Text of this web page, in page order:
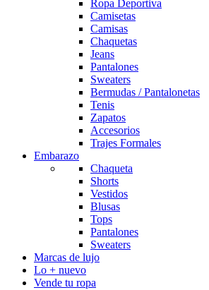
Ropa Deportiva
Camisetas
Camisas
Chaquetas
Jeans
Pantalones
Sweaters
Bermudas / Pantalonetas
Tenis
Zapatos
Accesorios
Trajes Formales
Embarazo
Chaqueta
Shorts
Vestidos
Blusas
Tops
Pantalones
Sweaters
Marcas de lujo
Lo + nuevo
Vende tu ropa